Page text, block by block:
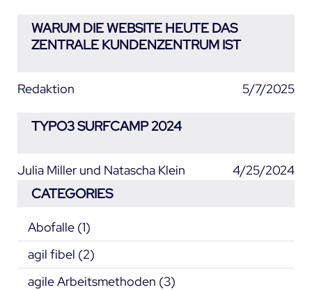
WARUM DIE WEBSITE HEUTE DAS
ZENTRALE KUNDENZENTRUM IST
Redaktion 5/7/2025
TYPO3 SURFCAMP 2024
Julia Miller und Natascha Klein 4/25/2024
CATEGORIES
Abofalle (1)
agil fibel (2)
agile Arbeitsmethoden (3)